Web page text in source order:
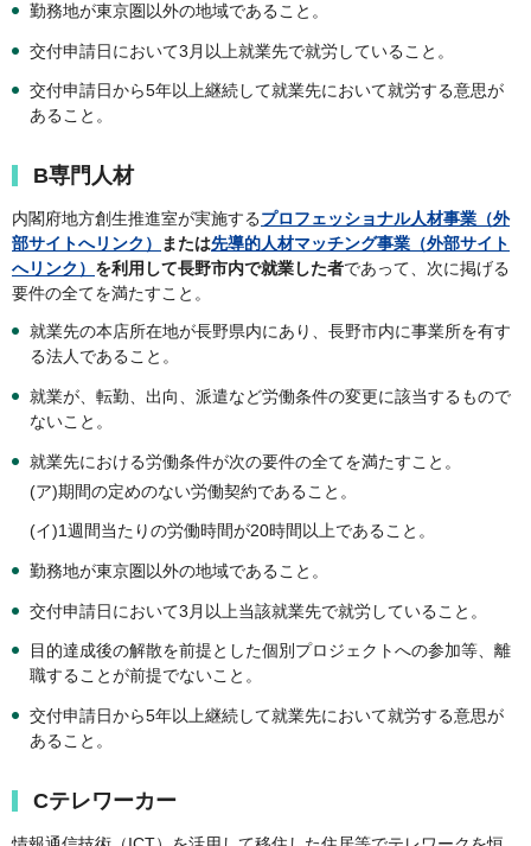
勤務地が東京圏以外の地域であること。
交付申請日において3月以上就業先で就労していること。
交付申請日から5年以上継続して就業先において就労する意思が
あること。
B専門人材
内閣府地方創生推進室が実施するプロフェッショナル人材事業（外
部サイトへリンク）
または先導的人材マッチング事業（外部サイト
へリンク） を利用して長野市内で就業した者であって、次に掲げる
要件の全てを満たすこと。
就業先の本店所在地が長野県内にあり、長野市内に事業所を有す
る法人であること。
就業が、転勤、出向、派遣など労働条件の変更に該当するもので
ないこと。
就業先における労働条件が次の要件の全てを満たすこと。
(ア)期間の定めのない労働契約であること。
(イ)1週間当たりの労働時間が20時間以上であること。
勤務地が東京圏以外の地域であること。
交付申請日において3月以上当該就業先で就労していること。
目的達成後の解散を前提とした個別プロジェクトへの参加等、離
職することが前提でないこと。
交付申請日から5年以上継続して就業先において就労する意思が
あること。
Cテレワーカー